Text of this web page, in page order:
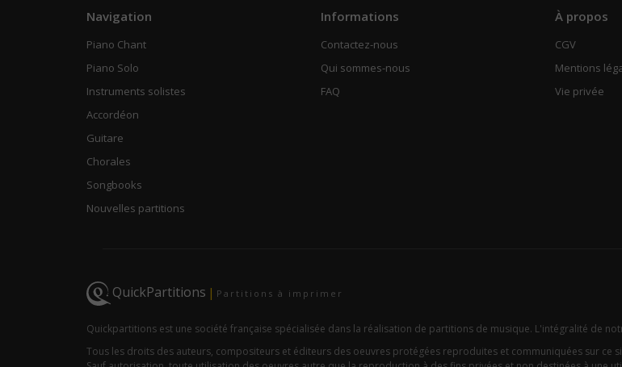
Navigation
Piano Chant
Piano Solo
Instruments solistes
Accordéon
Guitare
Chorales
Songbooks
Nouvelles partitions
Informations
Contactez-nous
Qui sommes-nous
FAQ
À propos
CGV
Mentions
Vie privée
QuickPartitions | Partitions à imprimer
Quickpartitions est une société française spécialisée dans la réalisation de partitions de musique. L'intégralité de
Tous les droits des auteurs, compositeurs et éditeurs des oeuvres protégées reproduites et communiquées sur ce